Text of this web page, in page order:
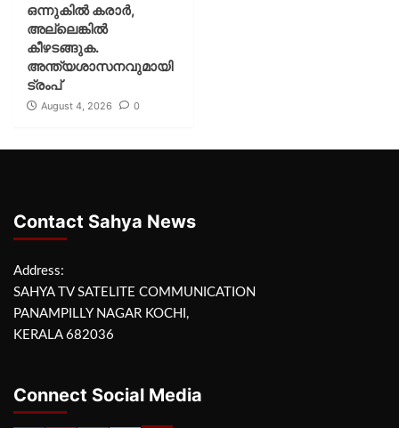
ഒന്നുകില്‍ കരാര്‍,
അല്ലെങ്കില്‍
കീഴടങ്ങുക.
അന്ത്യശാസനവുമായി
ട്രംപ്
August 4, 2026 0
Contact Sahya News
Address:
SAHYA TV SATELITE COMMUNICATION
PANAMPILLY NAGAR KOCHI,
KERALA 682036
Connect Social Media